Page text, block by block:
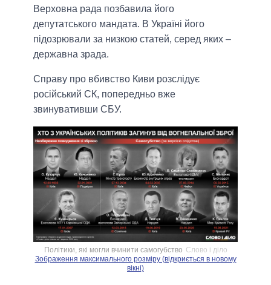
Верховна рада позбавила його
депутатського мандата. В Україні його
підозрювали за низкою статей, серед яких –
державна зрада.
Справу про вбивство Киви розслідує
російський СК, попередньо вже
звинувативши СБУ.
Політики, які могли вчинити самогубство Слово і діло
Зображення максимального розміру (відкриється в новому
вікні)